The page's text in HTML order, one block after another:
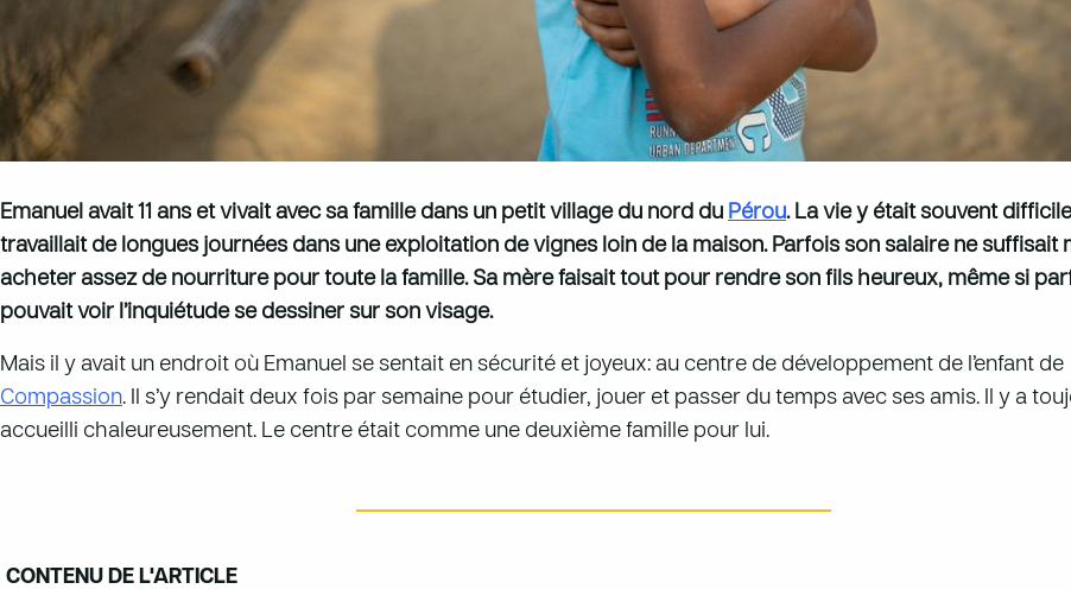
Emanuel avait 11 ans et vivait avec sa famille dans un petit village du nord du Pérou. La vie y était souvent
travaillait de longues journées dans une exploitation de vignes loin de la maison. Parfois son salaire ne suffisait
acheter assez de nourriture pour toute la famille. Sa mère faisait tout pour rendre son fils heureux, même si
pouvait voir l’inquiétude se dessiner sur son visage.
Mais il y avait un endroit où Emanuel se sentait en sécurité et joyeux: au centre de développement de l’enfant de
Compassion. Il s’y rendait deux fois par semaine pour étudier, jouer et passer du temps avec ses amis. Il y a
accueilli chaleureusement. Le centre était comme une deuxième famille pour lui.
CONTENU DE L'ARTICLE